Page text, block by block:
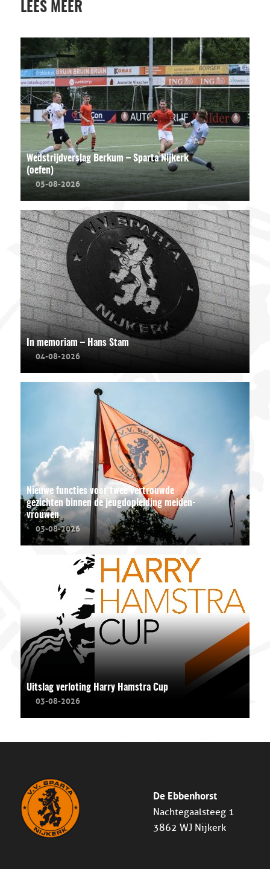
LEES MEER
Wedstrijdverslag Berkum – Sparta Nijkerk
(oefen)
05-08-2026
In memoriam – Hans Stam
04-08-2026
Nieuwe functies voor twee vertrouwde
gezichten binnen de jeugdopleiding meiden-
vrouwen
03-08-2026
Uitslag verloting Harry Hamstra Cup
03-08-2026
De Ebbenhorst
Nachtegaalsteeg 1
3862 WJ Nijkerk